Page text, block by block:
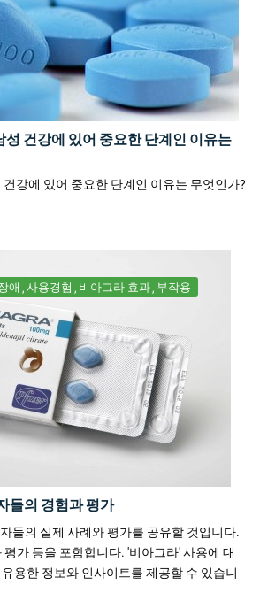
건강에 있어 중요한 단계인 이유는
강에 있어 중요한 단계인 이유는 무엇인가?
애 사용경험 비아그라 효과 부작용
들의 경험과 평가
들의 실제 사례와 평가를 공유할 것입니다.
평가 등을 포함합니다. '비아그라' 사용에 대
용한 정보와 인사이트를 제공할 수 있습니